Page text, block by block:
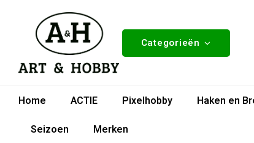
Categorieën
Home ACTIE Pixelhobby Haken en
Seizoen
Merken